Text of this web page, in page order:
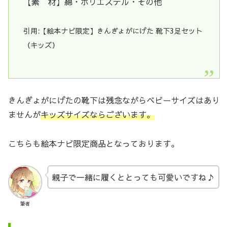
引用:【絵本ナビ限定】きんぎょがにげた 靴下3足セット
（キッズ）
きんぎょがにげたの靴下は残念ながらベビーサイズはあり
ませんがキッズサイズならございます。
こちらも絵本ナビ限定商品となっております。
筆者
親子で一緒に履くととっても可愛いですね♪